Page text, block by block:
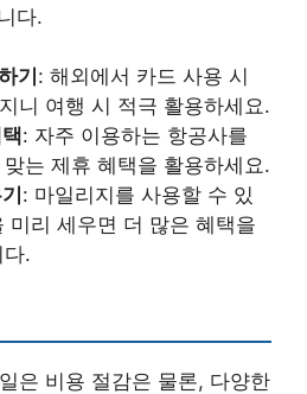
다.
기 : 해외에서 카드 사용 시
니 여행 시 적극 활용하세요.
: 자주 이용하는 항공사를
는 제휴 혜택을 활용하세요.
: 마일리지를 사용할 수 있
미리 세우면 더 많은 혜택을
.
은 비용 절감은 물론, 다양한